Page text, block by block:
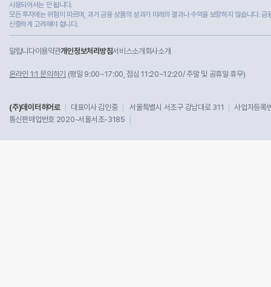
사용되어서는 안 됩니다.
모든 투자에는 위험이 따르며, 과거 금융 상품의 성과가 미래의 결과나 수익을 보장하지 않습니다.
신중하게 고려해야 합니다.
알립니다이용약관개인정보처리방침서비스소개 회사소개
온라인 1:1 문의하기 (평일 9:00~17:00, 점심 11:20~12:20/ 주말 및 공휴일 휴무)
(주)데이터히어로 대표이사 김인중 서울특별시 서초구 강남대로 311
사업자등
통신판매업번호 2020-서울서초-3185